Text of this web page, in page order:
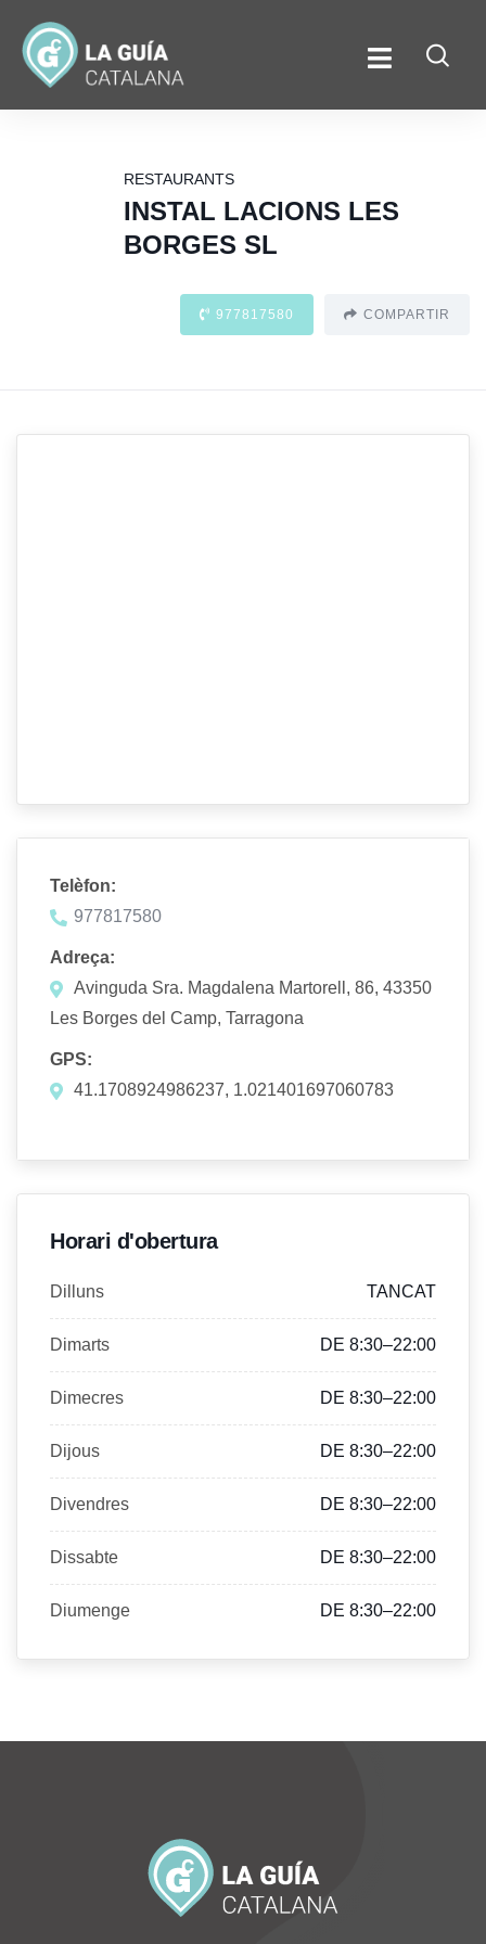
RESTAURANTS
INSTAL LACIONS LES
BORGES SL
977817580 COMPARTIR
Telèfon:
977817580
Adreça:
Avinguda Sra. Magdalena Martorell, 86, 43350
Les Borges del Camp, Tarragona
GPS:
41.1708924986237, 1.021401697060783
Horari d'obertura
Dilluns TANCAT
Dimarts DE 8:30–22:00
Dimecres DE 8:30–22:00
Dijous DE 8:30–22:00
Divendres DE 8:30–22:00
Dissabte DE 8:30–22:00
Diumenge DE 8:30–22:00